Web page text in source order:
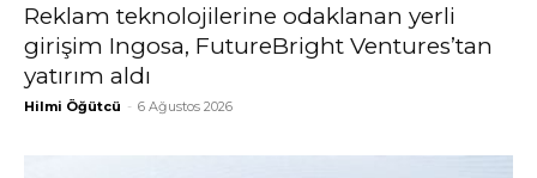
Reklam teknolojilerine odaklanan yerli
girişim Ingosa, FutureBright Ventures’tan
yatırım aldı
Hilmi Öğütcü - 6 Ağustos 2026